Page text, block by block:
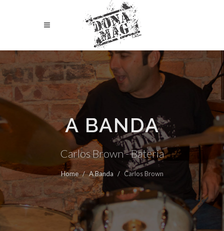
A BANDA
Carlos Brown - Bateria
Home A Banda Carlos Brown